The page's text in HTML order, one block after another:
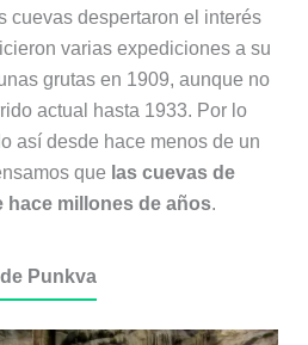
cuevas despertaron el interés
varias expediciones a su
grutas en 1909, aunque no
actual hasta 1933. Por lo
así desde hace menos de un
que las cuevas de
hace millones de años.
Punkva